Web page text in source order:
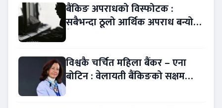
बैंकिङ अपराधको विस्फोटक :
सबैभन्दा ठूलो आर्थिक अपराध बन्यो
विश्वकै चर्चित महिला बैंकर – एना
बोटिन : वेलायती बैंकिङको सक्षम